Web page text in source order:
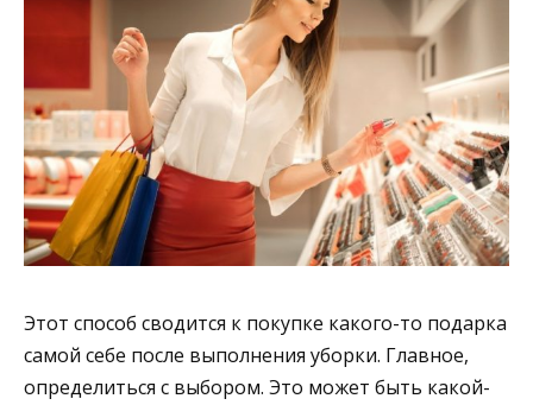
Этот способ сводится к покупке какого-то подарка
самой себе после выполнения уборки. Главное,
определиться с выбором. Это может быть какой-